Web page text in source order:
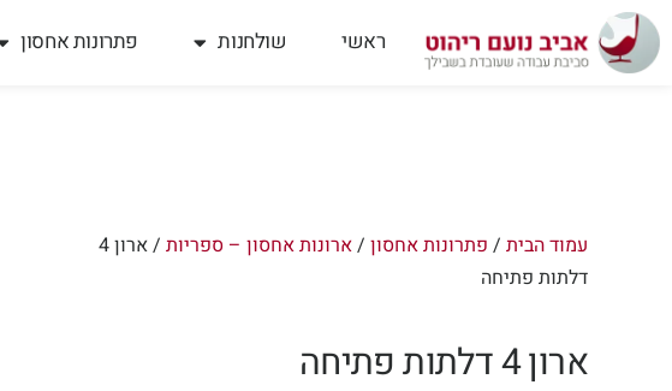
דילוג
לתוכן
ראשי שולחנות פתרונות אחסון
עמוד הבית / פתרונות אחסון /ארונות אחסון – ספריות
/ ארון 4
דלתות פתיחה
ארון 4 דלתות פתיחה